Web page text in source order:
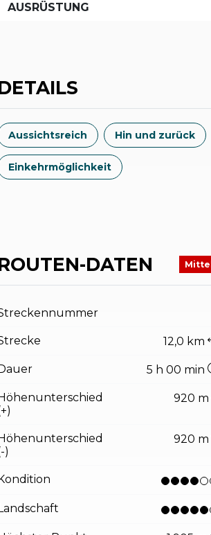
AUSRÜSTUNG
Aussichtsreich Hin und zurück
Einkehrmöglichkeit
DATEN Mittel
12,0 km
Dauer 5 h 00 min
Höhenunterschied
920 m
Höhenunterschied
)
920 m
Kondition
Landschaft